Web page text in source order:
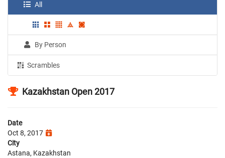
All
By Person
Scrambles
Kazakhstan Open 2017
Date
Oct 8, 2017
City
Astana, Kazakhstan